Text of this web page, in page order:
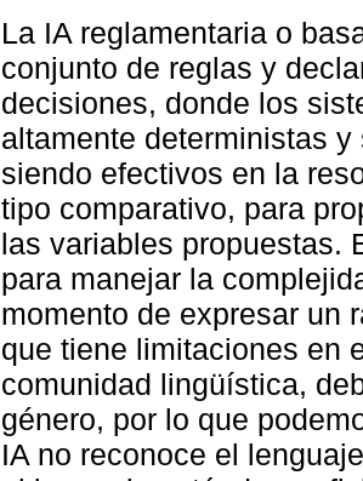
La IA reglamentaria o
conjunto de reglas y
decisiones, donde los
altamente deterministas y
siendo efectivos en la
tipo comparativo, para
las variables propuestas.
para manejar la
momento de expresar un
que tiene limitaciones en
comunidad lingüística,
género, por lo que
IA no reconoce el